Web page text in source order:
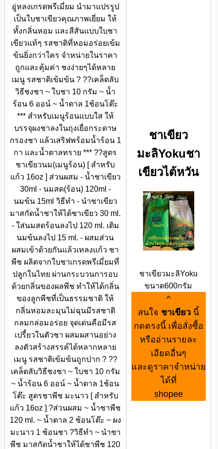
อู่หลงเกรดพรีเมี่ยม นำมาแปรรูป
เป็นใบชาเขียวคุณภาพเยี่ยม ให้
ทั้งกลิ่นหอม และสีสันแบบใบชา
เขียวแท้ๆ รสชาติที่หอมอร่อยเข้ม
ข้นยิ่งกว่าใคร จำหน่ายในราคา
ถูกและคุ้มค่า ชงง่ายๆได้หลาย
เมนู รสชาติเข้มข้น ? ??เคล็ดลับ
วิธีชงชา ~ ใบชา 10 กรัม ~ น้ำ
ร้อน 6 ออน์ ~ น้ำตาล 1ช้อนโต๊ะ
*** สำหรับเมนูร้อนแบบใส ให้
บรรจุผงชาลงในถุงเยื่อกระดาษ
กรองชา แล้วเสริฟพร้อมน้ำร้อน 1
กา และน้ำตาลทราย *** ??สูตร
ชาเขียวนม(เมนูร้อน) [ สำหรับ
แก้ว 16oz ] ส่วนผสม - น้ำชาเขียว
30ml - นมสด(ร้อน) 120ml -
นมข้น 15ml วิธีทำ - นำชาเขียว
มาสกัดน้ำชาให้ได้ชาเขียว 30 ml.
- ใส่นมสดร้อนลงไป 120 ml. เติม
นมข้นลงไป 15 ml. - ผสมส่วน
ผสมเข้าด้วยกันแล้วเทลงแก้ว ชา
พีช ผลิตจากใบชาเกรดพรีเมี่ยมที่
ปลูกในไทย ผ่านกระบวนการอบ
ด้วยกลิ่นของผลพีช ทำให้ได้กลิ่น
ของลูกพีชที่เป็นธรรมชาติ ให้
กลิ่นหอมละมุนไม่ฉุนมีรสชาติ
กลมกล่อมอร่อย จุดเด่นคือมีรส
เปรี้ยวในตัวชา ผสมผสานอย่าง
ลงตัวสร้างสรรค์ได้หลากหลาย
เมนู รสชาติเข้มข้นถูกปาก ? ??
เคล็ดลับวิธีชงชา ~ ใบชา 10 กรัม
~ น้ำร้อน 6 ออน์ ~ น้ำตาล 1ช้อน
โต๊ะ สูตรชาพีช มะนาว [ สำหรับ
แก้ว 16oz ] ?ส่วนผสม ~ น้ำชาพีช
120 ml. ~ น้ำตาล 2 ช้อนโต๊ะ ~ ผง
มะนาว 1 ช้อนชา ?วิธีทำ ~ นำชา
พีช มาสกัดน้ำชาให้ได้ชาพีช 120
ชาเขียว
มะลิYokuชา
เขียวไต้หวัน
ชาเขียวมะลิYoku
ขนาด600กรัม
^
สนใจ ชาเขียว นี้
กดตรงนี้ เพื่อสั่งซื้อ
หรืออ่านรายละ
เอียดอื่นๆ
และดูราคาจำหน่าย
ได้ที่
shopee